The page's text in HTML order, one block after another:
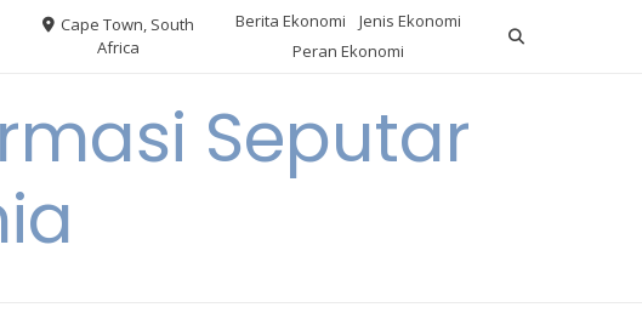
Cape Town, South
Africa
Berita Ekonomi
Jenis Ekonomi
Peran Ekonomi
Seputar